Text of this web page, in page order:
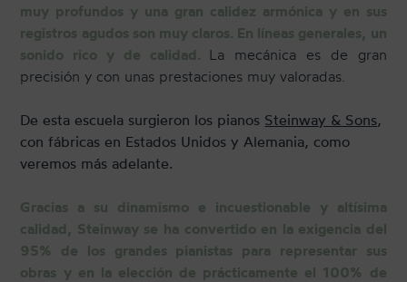
muy profundos y una gran calidez armónica y en sus
registros agudos son muy claros. En líneas generales, un
sonido rico y de calidad. La mecánica es de gran
precisión y con unas prestaciones muy valoradas.
De esta escuela surgieron los pianos Steinway & Sons,
con fábricas en Estados Unidos y Alemania, como
veremos más adelante.
Gracias a su dinamismo e incuestionable y altísima
calidad, Steinway se ha convertido en la exigencia del
95% de los grandes pianistas para representar sus
obras y en la elección de prácticamente el 100% de